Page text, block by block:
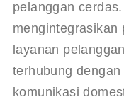
pelanggan
mengintegrasikan
layanan
terhubung
komunikasi